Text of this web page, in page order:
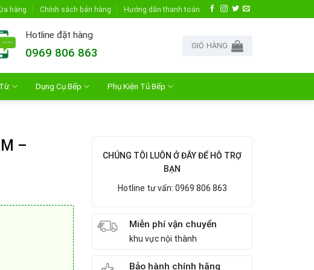
hàng Chính sách bán hàng Hướng dẫn thanh toán
Hotline đặt hàng
0969 806 863
GIỎ HÀNG
Dụng Cụ Bếp Phụ Kiện Tủ Bếp
–
CHÚNG TÔI LUÔN Ở ĐÂY ĐỂ HỖ TRỢ
BẠN
Hotline tư vấn: 0969 806 863
Miễn phí vận chuyển
khu vực nội thành
Bảo hành chính hãng